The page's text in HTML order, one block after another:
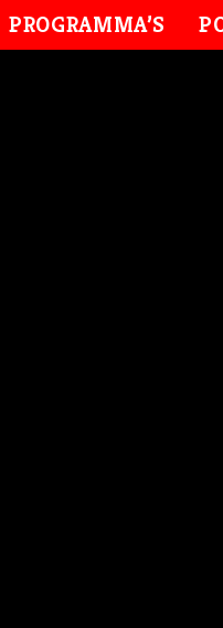
PROGRAMMA’S